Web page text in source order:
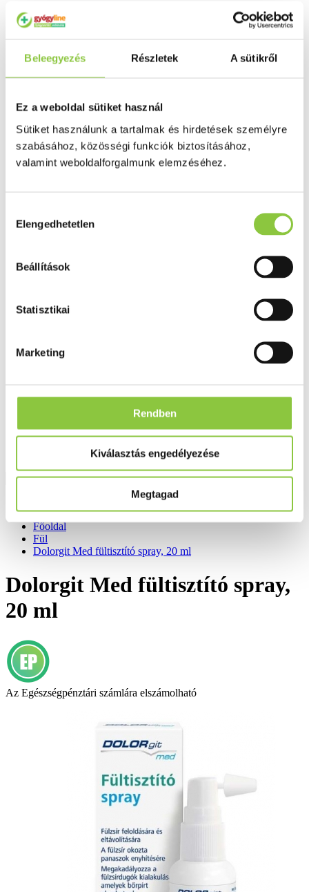
Beleegyezés Részletek A sütikről
Ez a weboldal sütiket használ
Sütiket használunk a tartalmak és hirdetések személyre
szabásához, közösségi funkciók biztosításához,
valamint weboldalforgalmunk elemzéséhez.
kiválasztása
Elengedhetetlen
Beállítások
Statisztikai
Marketing
Rendben
Kiválasztás engedélyezése
Megtagad
Érzékszervek
Húgyutak
Betétek, tamponok
Terhességi tesztek
Fogamzásgátlás, síkosítók, potencia
Fertőzések, hüvelyflóra helyreállítás
Inkontinencia
Szív és érrrendszer
Aranyér
Gyógyteák
Könyvek
Egészség ajándékba
Tápszer
Főoldal
Fül
Dolorgit Med fültisztító spray, 20 ml
Dolorgit Med fültisztító spray,
20 ml
Az Egészségpénztári számlára elszámolható